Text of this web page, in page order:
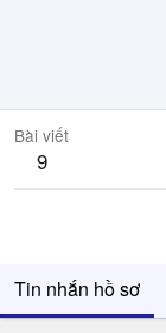
Bài viết
9
Tin nhắn hồ sơ